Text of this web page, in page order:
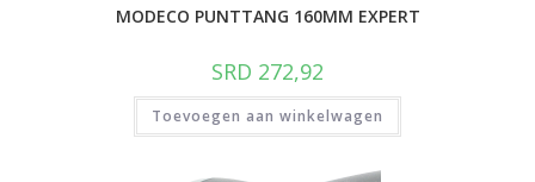
MODECO PUNTTANG 160MM EXPERT
SRD 272,92
Toevoegen aan winkelwagen